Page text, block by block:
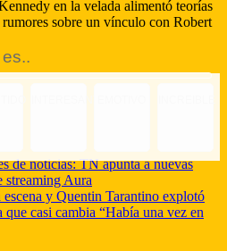
en la velada alimentó teorías
sobre un vínculo con Robert
de noticias: TN apunta a nuevas
streaming Aura
y Quentin Tarantino explotó
que casi cambia “Había una vez en